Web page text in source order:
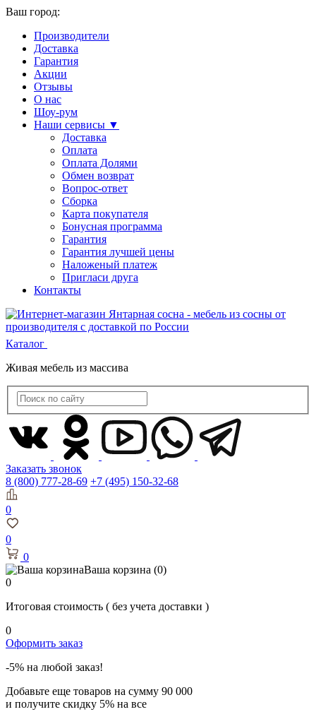
Ваш город:
Производители
Доставка
Гарантия
Акции
Отзывы
О нас
Шоу-рум
Наши сервисы ▼
Доставка
Оплата
Оплата Долями
Обмен возврат
Вопрос-ответ
Сборка
Карта покупателя
Бонусная программа
Гарантия
Гарантия лучшей цены
Наложеный платеж
Пригласи друга
Контакты
Каталог
Живая мебель из массива
Заказать звонок
8 (800) 777-28-69 +7 (495) 150-32-68
0
0
0
Ваша корзина (0)
0
Итоговая стоимость ( без учета доставки )
0
Оформить заказ
-5% на любой заказ!
Добавьте еще товаров на сумму 90 000
и получите скидку 5% на все